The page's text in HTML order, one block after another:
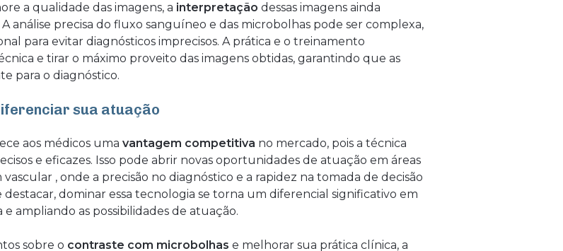
a qualidade das imagens, a interpretação dessas imagens ainda
análise precisa do fluxo sanguíneo e das microbolhas pode ser complexa,
para evitar diagnósticos imprecisos. A prática e o treinamento
e tirar o máximo proveito das imagens obtidas, garantindo que as
para o diagnóstico.
sua atuação
aos médicos uma vantagem competitiva no mercado, pois a técnica
e eficazes. Isso pode abrir novas oportunidades de atuação em áreas
, onde a precisão no diagnóstico e a rapidez na tomada de decisão
destacar, dominar essa tecnologia se torna um diferencial significativo em
ampliando as possibilidades de atuação.
sobre o contraste com microbolhas e melhorar sua prática clínica, a